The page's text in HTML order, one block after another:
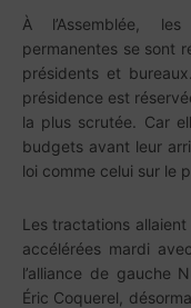
À l’Assemblée,
permanentes se sont
présidents et
présidence est
la plus scrutée. Car
budgets avant leur
loi comme celui sur le
Les tractations
accélérées mardi
l’alliance de gauche
Éric Coquerel,